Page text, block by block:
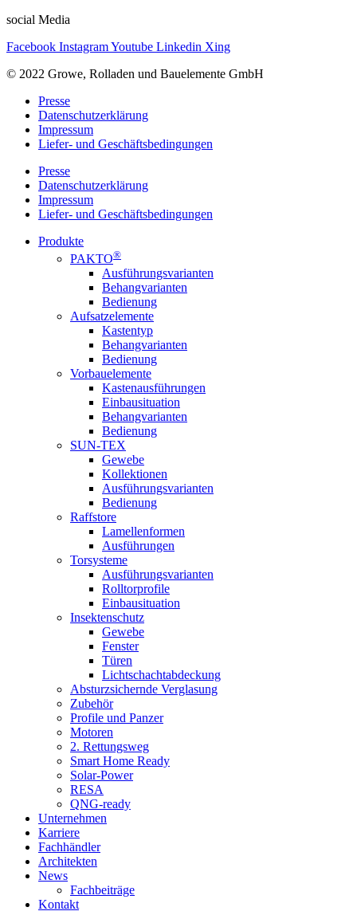
social Media
Facebook InstagramYoutube Linkedin Xing
© 2022 Growe, Rolladen und Bauelemente GmbH
Presse
Datenschutzerklärung
Impressum
Liefer- und Geschäftsbedingungen
Presse
Datenschutzerklärung
Impressum
Liefer- und Geschäftsbedingungen
Produkte
PAKTO®
Ausführungsvarianten
Behangvarianten
Bedienung
Aufsatzelemente
Kastentyp
Behangvarianten
Bedienung
Vorbauelemente
Kastenausführungen
Einbausituation
Behangvarianten
Bedienung
SUN-TEX
Gewebe
Kollektionen
Ausführungsvarianten
Bedienung
Raffstore
Lamellenformen
Ausführungen
Torsysteme
Ausführungsvarianten
Rolltorprofile
Einbausituation
Insektenschutz
Gewebe
Fenster
Türen
Lichtschachtabdeckung
Absturzsichernde Verglasung
Zubehör
Profile und Panzer
Motoren
2. Rettungsweg
Smart Home Ready
Solar-Power
RESA
QNG-ready
Unternehmen
Karriere
Fachhändler
Architekten
News
Fachbeiträge
Kontakt